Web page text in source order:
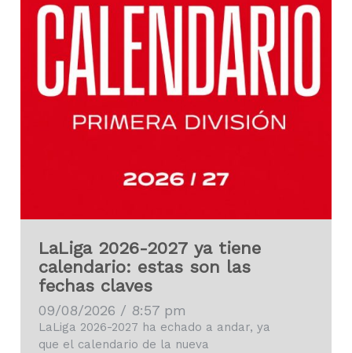
LaLiga 2026-2027 ya tiene
calendario: estas son las
fechas claves
09/08/2026 / 8:57 pm
LaLiga 2026-2027 ha echado a andar, ya
que el calendario de la nueva